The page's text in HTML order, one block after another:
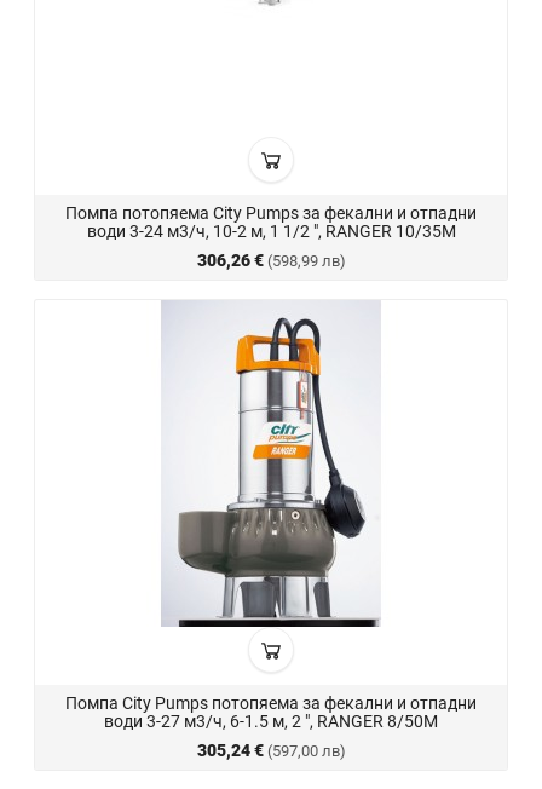
Помпа потопяема City Pumps за фекални и отпадни
води 3-24 м3/ч, 10-2 м, 1 1/2 ", RANGER 10/35M
306,26 € (598,99 лв)
Помпа City Pumps потопяема за фекални и отпадни
води 3-27 м3/ч, 6-1.5 м, 2 ", RANGER 8/50M
305,24 € (597,00 лв)